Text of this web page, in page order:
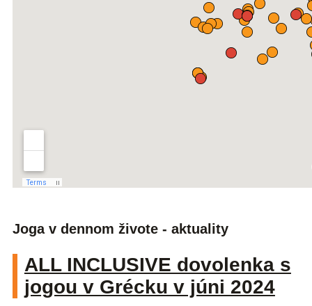
Joga v dennom živote - aktuality
ALL INCLUSIVE dovolenka s
jogou v Grécku v júni 2024